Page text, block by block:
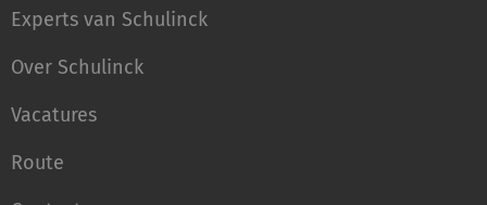
Experts van Schulinck
Over Schulinck
Vacatures
Route